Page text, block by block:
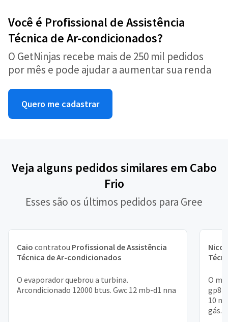
Você é Profissional de Assistência
Técnica de Ar-condicionados?
O GetNinjas recebe mais de 250 mil pedidos
por mês e pode ajudar a aumentar sua renda
Quero me cadastrar
Veja alguns pedidos similares em Cabo
Frio
Esses são os últimos pedidos para Gree
Caio contratou Profissional de Assistência
Técnica de Ar-condicionados
O evaporador quebrou a turbina.
Arcondicionado 12000 btus. Gwc 12 mb-d1 nna
O
10
gás.